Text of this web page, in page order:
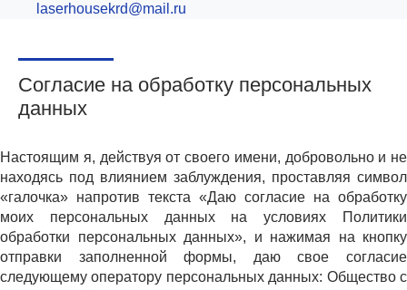
laserhousekrd@mail.ru
Согласие на обработку персональных
данных
Настоящим я, действуя от своего имени, добровольно и не
находясь под влиянием заблуждения, проставляя символ
«галочка» напротив текста «Даю согласие на обработку
моих персональных данных на условиях Политики
обработки персональных данных», и нажимая на кнопку
отправки заполненной формы, даю свое согласие
следующему оператору персональных данных: Общество с